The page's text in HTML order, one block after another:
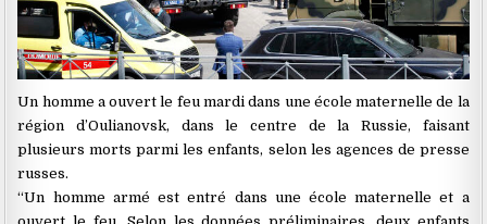
Un homme a ouvert le feu mardi dans une école maternelle de la
région d’Oulianovsk, dans le centre de la Russie, faisant
plusieurs morts parmi les enfants, selon les agences de presse
russes.
‘‘Un homme armé est entré dans une école maternelle et a